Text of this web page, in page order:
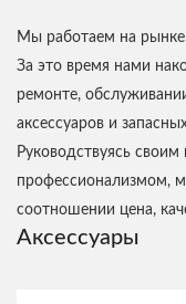
Мы работаем на
За это время нами
ремонте,
аксессуаров и
Руководствуясь
профессионализмом,
соотношении цена,
Аксессуары